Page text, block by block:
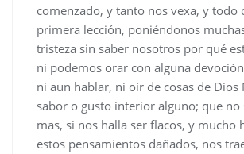
comenzado, y tanto nos vexa, y todo
primera lección, poniéndonos
tristeza sin saber nosotros por qué
ni podemos orar con alguna
ni aun hablar, ni oír de cosas de Dios
sabor o gusto interior alguno; que no
mas, si nos halla ser flacos, y mucho
estos pensamientos dañados, nos